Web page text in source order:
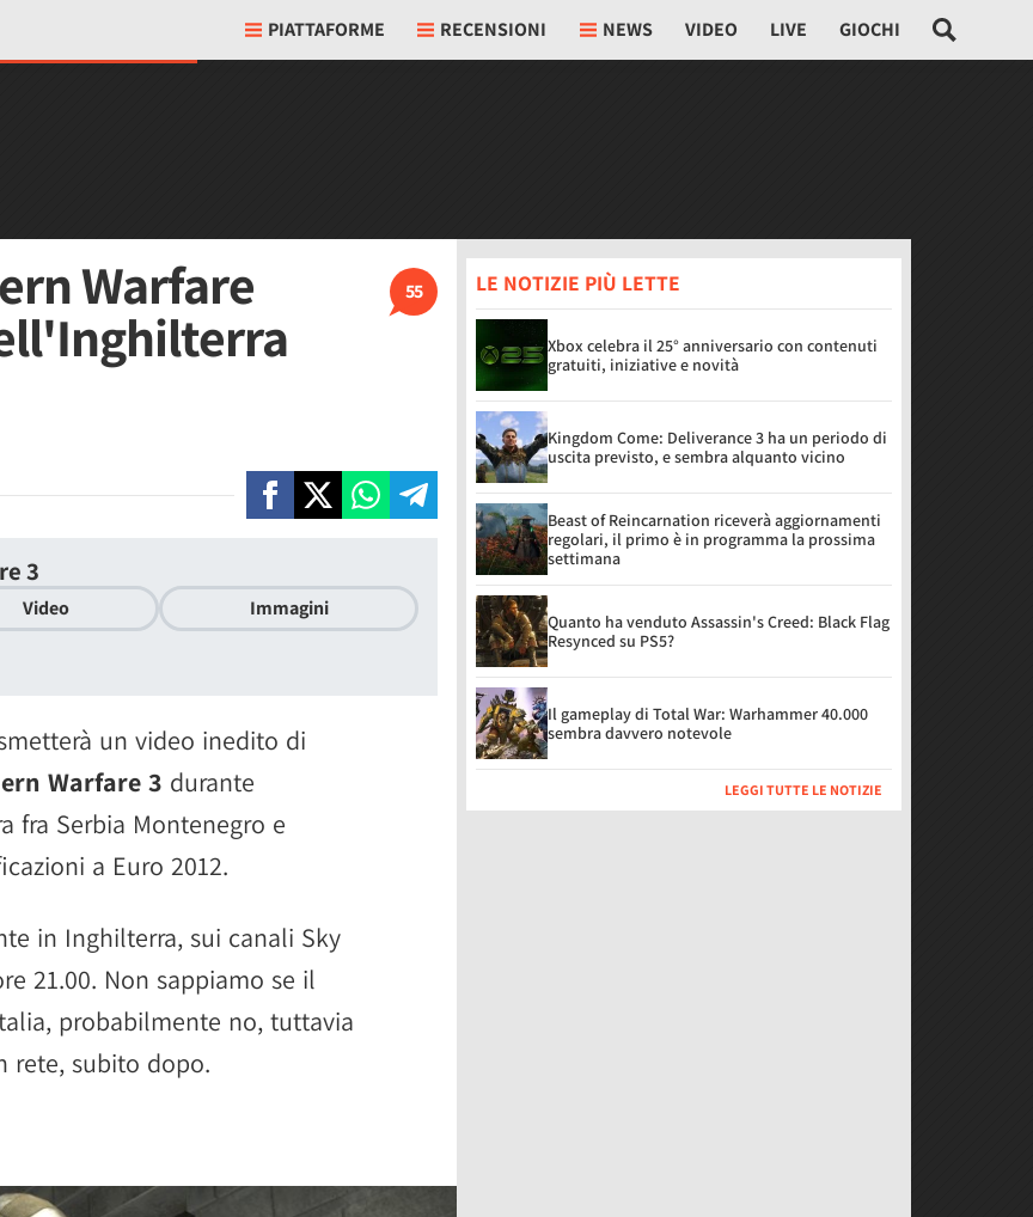
PIATTAFORME RECENSIONI NEWS VIDEO LIVE GIOCHI
55
Warfare
3
Video Immagini
un video inedito di
Warfare 3 durante
fra Serbia Montenegro e
a Euro 2012.
in Inghilterra, sui canali Sky
21.00. Non sappiamo se il
probabilmente no, tuttavia
rete, subito dopo.
LE NOTIZIE PIÙ LETTE
Xbox celebra il 25° anniversario con contenuti
gratuiti, iniziative e novità
Kingdom Come: Deliverance 3 ha un periodo di
uscita previsto, e sembra alquanto vicino
Beast of Reincarnation riceverà aggiornamenti
regolari, il primo è in programma la prossima
settimana
Quanto ha venduto Assassin's Creed: Black Flag
Resynced su PS5?
Il gameplay di Total War: Warhammer 40.000
sembra davvero notevole
LEGGI TUTTE LE NOTIZIE